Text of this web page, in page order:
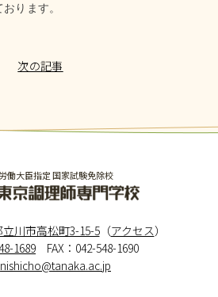
ります。
次の記事
働大臣指定 国家試験免除校
立川市高松町3-15-5（アクセス）
1689 FAX：042-548-1690
nishicho@tanaka.ac.jp